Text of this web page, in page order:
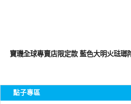
寶璣全球專賣店限定款 藍色大明火琺瑯
點子專區